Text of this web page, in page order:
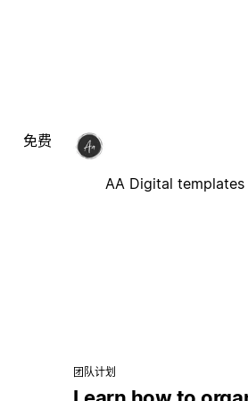
免费
AA Digital templates
团队计划